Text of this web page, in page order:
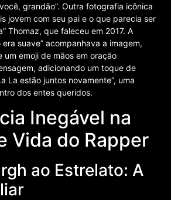
grandão”. Outra fotografia icônica
jovem com seu pai e o que parecia ser
Thomaz, que faleceu em 2017. A
suave” acompanhava a imagem,
um emoji de mãos em oração
adicionando um toque de
La estão juntos novamente”, uma
dos entes queridos.
Inegável na
Vida do Rapper
ao Estrelato: A